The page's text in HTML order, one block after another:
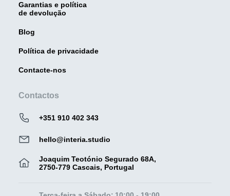
Garantias e política
de devolução
Blog
Política de privacidade
Contacte-nos
Contactos
+351 910 402 343
hello@interia.studio
Joaquim Teotónio Segurado 68A,
2750-779 Cascais, Portugal